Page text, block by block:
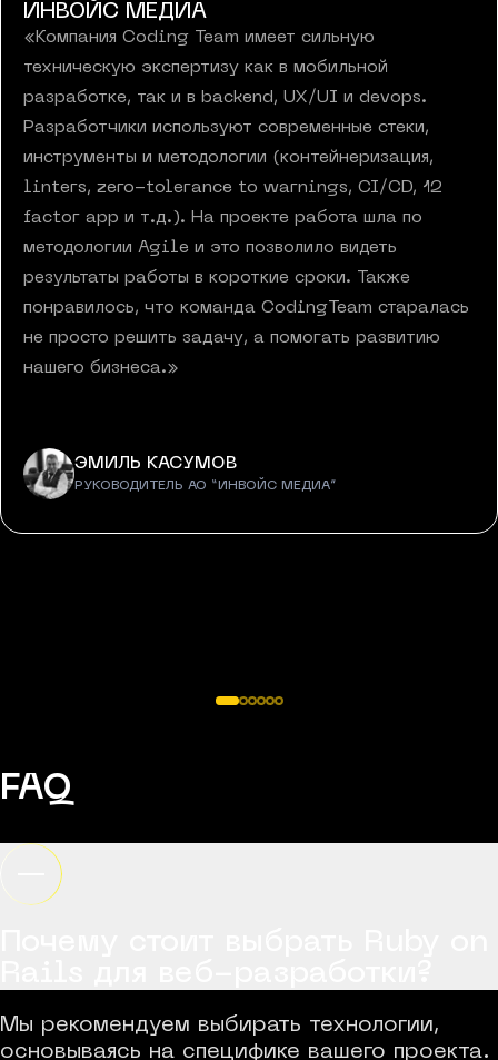
ИНВОЙС МЕДИА
«Компания Coding Team имеет сильную
техническую экспертизу как в мобильной
разработке, так и в backend, UX/UI и devops.
Разработчики используют современные стеки,
инструменты и методологии (контейнеризация,
linters, zero-tolerance to warnings, CI/CD, 12
factor app и т.д.). На проекте работа шла по
методологии Agile и это позволило видеть
результаты работы в короткие сроки. Также
понравилось, что команда CodingTeam старалась
не просто решить задачу, а помогать развитию
нашего бизнеса.»
ЭМИЛЬ КАСУМОВ
РУКОВОДИТЕЛЬ АО “ИНВОЙС МЕДИА”
FAQ
Мы рекомендуем выбирать технологии,
основываясь на специфике вашего проекта.